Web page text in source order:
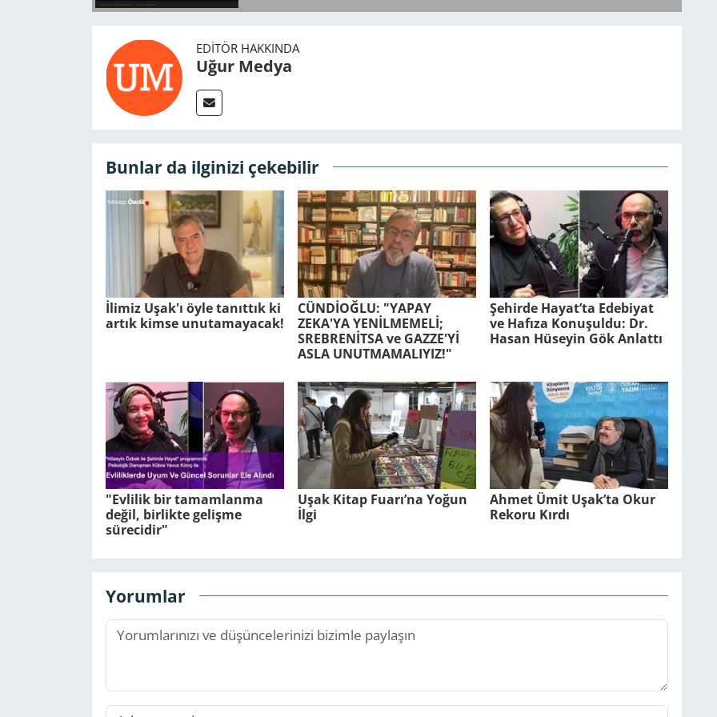
EDITÖR HAKKINDA
Uğur Medya
Bunlar da ilginizi çekebilir
İlimiz Uşak'ı öyle tanıttık ki
artık kimse unutamayacak!
CÜNDİOĞLU: "YAPAY
ZEKA'YA YENİLMEMELİ;
SREBRENİTSA ve GAZZE'Yİ
ASLA UNUTMAMALIYIZ!"
Şehirde Hayat’ta Edebiyat
ve Hafıza Konuşuldu: Dr.
Hasan Hüseyin Gök Anlattı
"Evlilik bir tamamlanma
değil, birlikte gelişme
sürecidir"
Uşak Kitap Fuarı’na Yoğun
İlgi
Ahmet Ümit Uşak’ta Okur
Rekoru Kırdı
Yorumlar